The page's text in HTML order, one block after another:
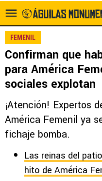
FEMENIL
Confirman que
para América
sociales explotan
¡Atención! Expertos
América Femenil ya
fichaje bomba.
Las reinas del
hito de América